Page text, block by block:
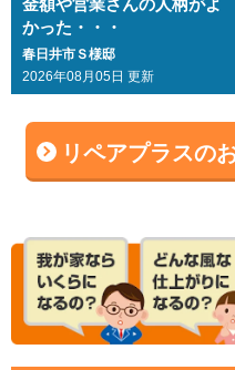
かった・・・
春日井市Ｓ様邸
2026年08月05日 更新
リペアプラスの